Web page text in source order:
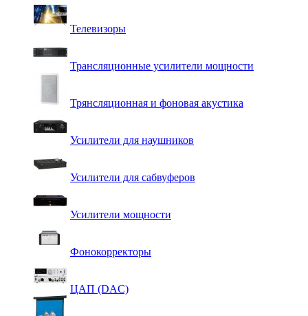
Телевизоры
Трансляционные усилители мощности
Трянсляционная и фоновая акустика
Усилители для наушников
Усилители для сабвуферов
Усилители мощности
Фонокорректоры
ЦАП (DAC)